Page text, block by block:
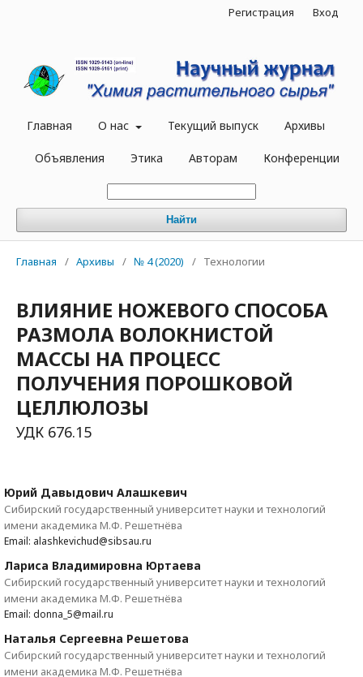
Главная О нас Текущий выпуск Архивы
Объявления Этика Авторам Конференции
Найти
Регистрация Вход
Главная / Архивы / № 4 (2020) / Технологии
ВЛИЯНИЕ НОЖЕВОГО СПОСОБА
РАЗМОЛА ВОЛОКНИСТОЙ
МАССЫ НА ПРОЦЕСС
ПОЛУЧЕНИЯ ПОРОШКОВОЙ
ЦЕЛЛЮЛОЗЫ
УДК 676.15
Юрий Давыдович Алашкевич
Сибирский государственный университет науки и технологий
имени академика М.Ф. Решетнёва
Email: alashkevichud@sibsau.ru
Лариса Владимировна Юртаева
Сибирский государственный университет науки и технологий
имени академика М.Ф. Решетнёва
Email: donna_5@mail.ru
Наталья Сергеевна Решетова
Сибирский государственный университет науки и технологий
имени академика М.Ф. Решетнёва